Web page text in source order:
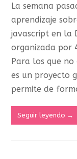
La semana
aprendizaje
javascript en la
organizada por
Para los que
es un proyecto
permite de
Seguir leyendo →